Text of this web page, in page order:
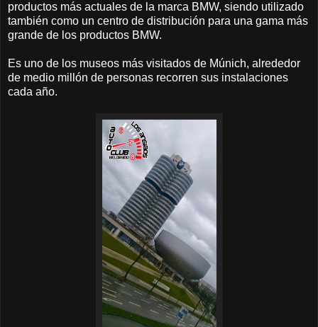
productos más actuales de la marca BMW, siendo utilizado
también como un centro de distribución para una gama más
grande de los productos BMW.
Es uno de los museos más visitados de Múnich, alrededor
de medio millón de personas recorren sus instalaciones
cada año.